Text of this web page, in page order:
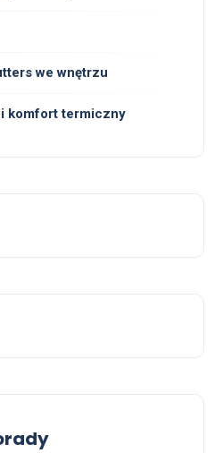
we wnętrzu
i komfort termiczny